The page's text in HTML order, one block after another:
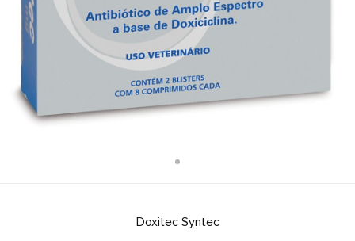
Doxitec Syntec